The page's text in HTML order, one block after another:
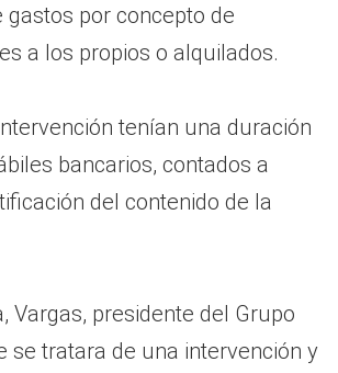
gastos por concepto de
a los propios o alquilados.
tenían una duración
bancarios, contados a
del contenido de la
Vargas, presidente del Grupo
se tratara de una intervención y